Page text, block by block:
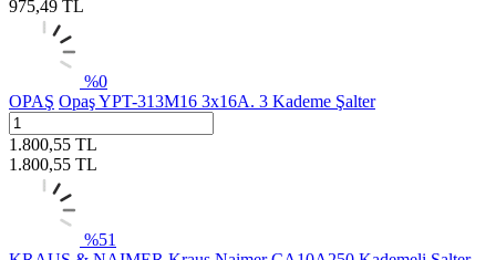
975,49 TL
%0
OPAŞ Opaş YPT-313M16 3x16A. 3 Kademe Şalter
1.800,55 TL
1.800,55 TL
%51